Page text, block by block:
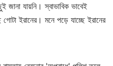
যায়নি। স্বাভাবিক ভাবেই
ইরানের। মনে পড়ে যাচ্ছে ইরানের